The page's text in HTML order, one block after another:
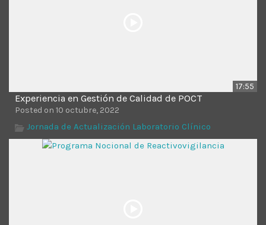
17:55
Experiencia en Gestión de Calidad de POCT
Posted on 10 octubre, 2022
Jornada de Actualización Laboratorio Clínico